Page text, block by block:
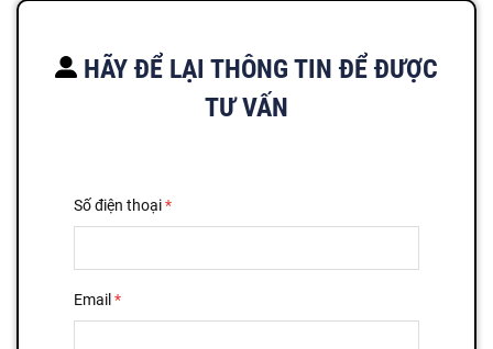
HÃY ĐỂ LẠI THÔNG TIN ĐỂ ĐƯỢC
TƯ VẤN